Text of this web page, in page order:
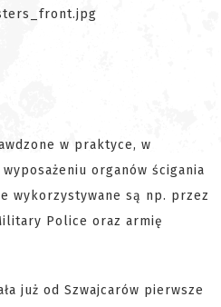
w praktyce, w
organów ścigania
wykorzystywane są np. przez
Police oraz armię
już od Szwajcarów pierwsze